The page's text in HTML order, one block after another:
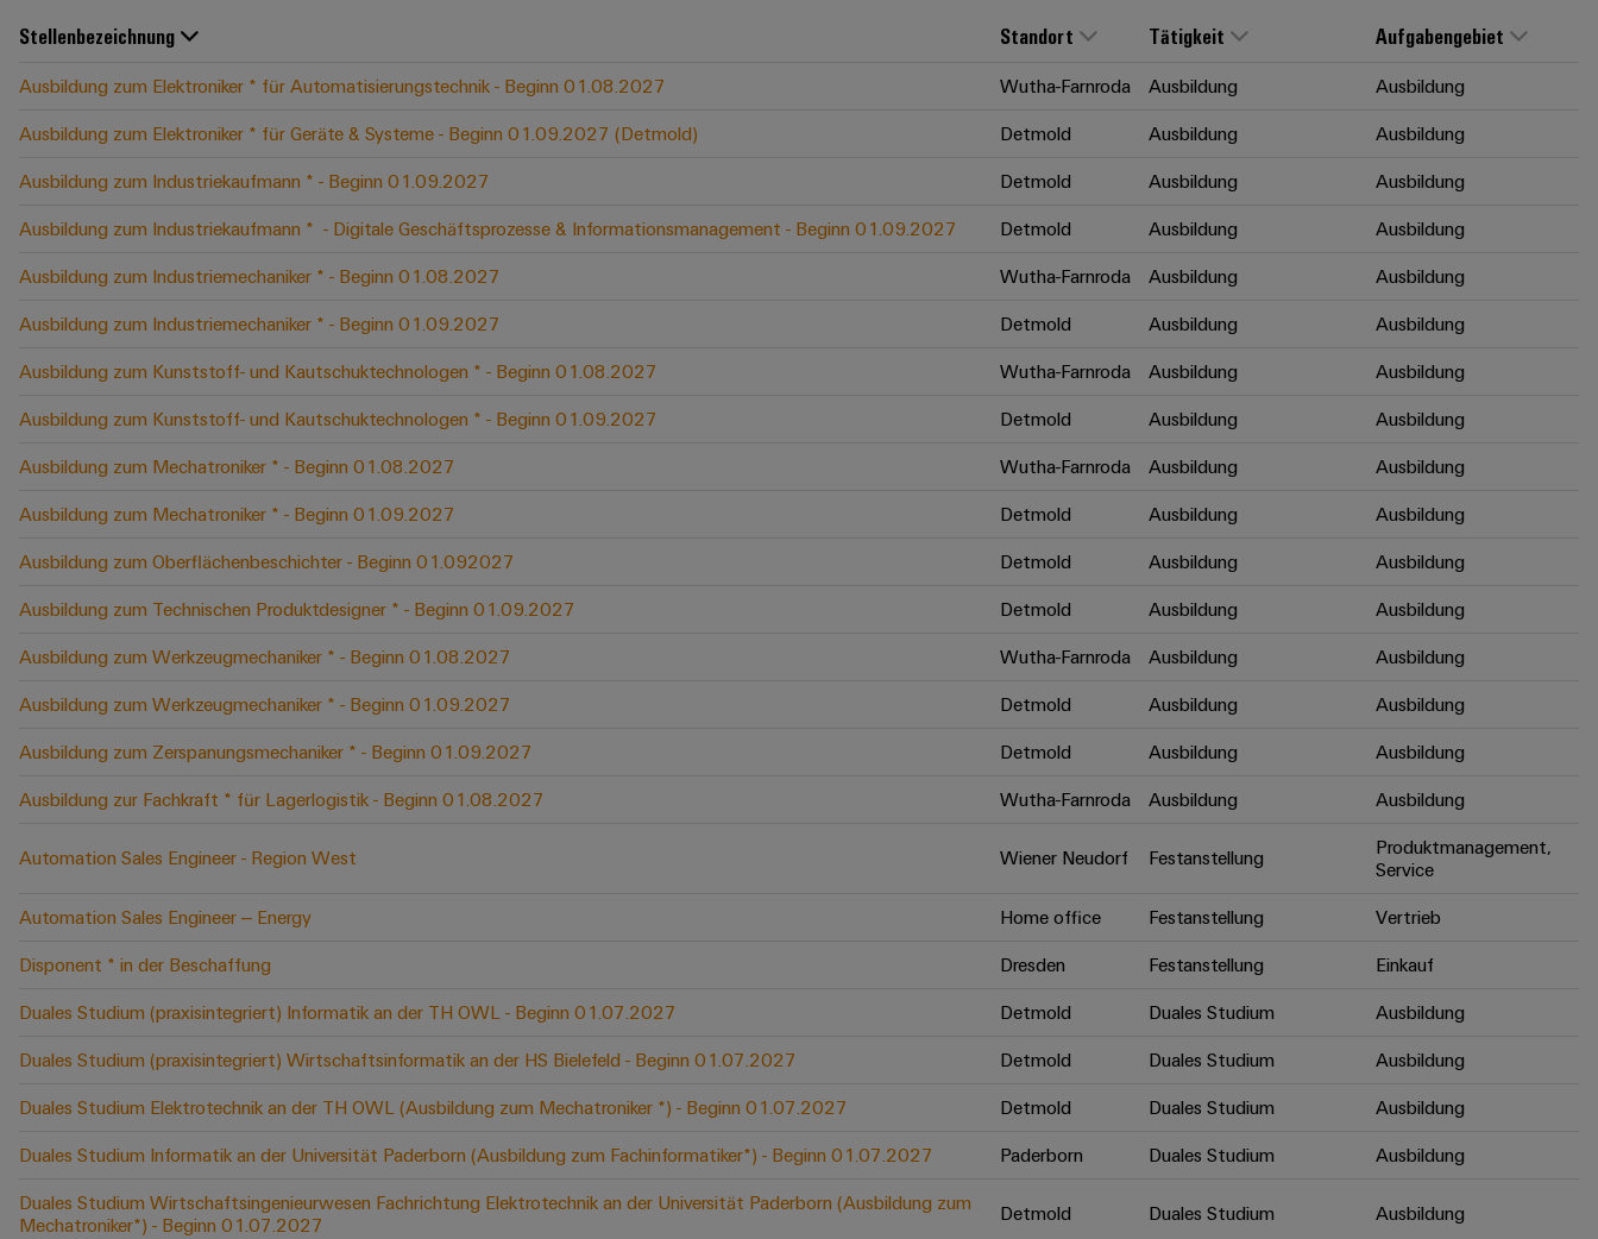
Stellenbezeichnung Standort Tätigkeit Aufgabengebiet
Ausbildung zum Elektroniker * für Automatisierungstechnik - Beginn 01.08.2027 Wutha-Farnroda Ausbildung
Ausbildung
Ausbildung zum Elektroniker * für Geräte & Systeme - Beginn 01.09.2027 (Detmold)
Detmold Ausbildung
Ausbildung
Ausbildung zum Industriekaufmann * - Beginn 01.09.2027
Detmold Ausbildung
Ausbildung
Ausbildung zum Industriekaufmann * ​ - Digitale Geschäftsprozesse & Informationsmanagement - Beginn 01.09.2027
Detmold Ausbildung
Ausbildung
Ausbildung zum Industriemechaniker * - Beginn 01.08.2027
Wutha-Farnroda Ausbildung
Ausbildung
Ausbildung zum Industriemechaniker * - Beginn 01.09.2027
Detmold Ausbildung
Ausbildung
Ausbildung zum Kunststoff- und Kautschuktechnologen * - Beginn 01.08.2027
Wutha-Farnroda Ausbildung
Ausbildung
Ausbildung zum Kunststoff- und Kautschuktechnologen * - Beginn 01.09.2027
Detmold Ausbildung
Ausbildung
Ausbildung zum Mechatroniker * - Beginn 01.08.2027
Wutha-Farnroda Ausbildung
Ausbildung
Ausbildung zum Mechatroniker * - Beginn 01.09.2027
Detmold Ausbildung
Ausbildung
Ausbildung zum Oberflächenbeschichter - Beginn 01.092027
Detmold Ausbildung
Ausbildung
Ausbildung zum Technischen Produktdesigner * - Beginn 01.09.2027
Detmold Ausbildung
Ausbildung
Ausbildung zum Werkzeugmechaniker * - Beginn 01.08.2027
Wutha-Farnroda Ausbildung
Ausbildung
Ausbildung zum Werkzeugmechaniker * - Beginn 01.09.2027
Detmold Ausbildung
Ausbildung
Ausbildung zum Zerspanungsmechaniker * - Beginn 01.09.2027
Detmold Ausbildung
Ausbildung
Ausbildung zur Fachkraft * für Lagerlogistik - Beginn 01.08.2027
Wutha-Farnroda Ausbildung Ausbildung
Automation Sales Engineer - Region West Wiener Neudorf Festanstellung
Produktmanagement,
Service
Automation Sales Engineer – Energy
Home office Festanstellung
Vertrieb
Disponent * in der Beschaffung
Dresden Festanstellung
Einkauf
Duales Studium (praxisintegriert) Informatik an der TH OWL - Beginn 01.07.2027
Detmold Duales Studium
Ausbildung
Duales Studium (praxisintegriert) Wirtschaftsinformatik an der HS Bielefeld - Beginn 01.07.2027
Detmold Duales Studium
Ausbildung
Duales Studium Elektrotechnik an der TH OWL (Ausbildung zum Mechatroniker *) - Beginn 01.07.2027
Detmold Duales Studium
Ausbildung
Duales Studium Informatik an der Universität Paderborn (Ausbildung zum Fachinformatiker*) - Beginn 01.07.2027
Paderborn Duales Studium
Ausbildung
Duales Studium Wirtschaftsingenieurwesen Fachrichtung Elektrotechnik an der Universität Paderborn (Ausbildung zum
Mechatroniker*) - Beginn 01.07.2027
Detmold Duales Studium Ausbildung